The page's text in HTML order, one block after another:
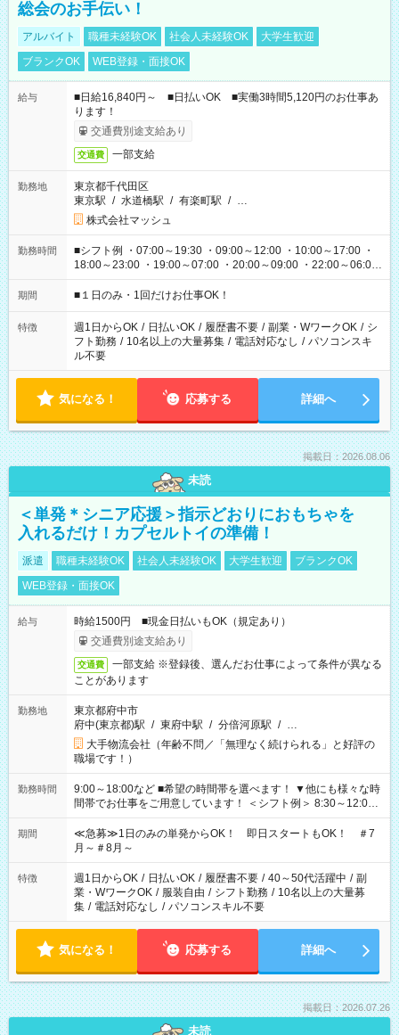
総会のお手伝い！
アルバイト 職種未経験OK 社会人未経験OK
大学生歓迎
ブランクOK
WEB登録・面接OK
給与
■日給16,840円～ ■日払いOK ■実働3時間5,120円のお仕事あ
ります！
交通費別途支給あり
交通費 一部支給
勤務地
東京都千代田区
東京駅 / 水道橋駅 / 有楽町駅 / …
株式会社マッシュ
勤務時間
■シフト例 ・07:00～19:30 ・09:00～12:00 ・10:00～17:00 ・
18:00～23:00 ・19:00～07:00 ・20:00～09:00 ・22:00～06:00
etc ★最短で3時間で5,120円のお仕事から 15時間で2万円近く稼
げるお仕事も！ ご希望のお時間に合わせてご紹介！ ※シフトは
ください！
期間 ■１日のみ・1回だけお仕事OK！
特徴 週1日からOK / 日払いOK / 履歴書不要 / 副業・WワークOK / シ
フト勤務 / 10名以上の大量募集 / 電話対応なし / パソコンスキ
ル不要
気になる！ 応募する 詳細へ
掲載日：2026.08.06
未読
＜単発＊シニア応援＞指示どおりにおもちゃを
入れるだけ！カプセルトイの準備！
派遣 職種未経験OK 社会人未経験OK 大学生歓迎
ブランクOK
WEB登録・面接OK
給与
時給1500円 ■現金日払いもOK（規定あり）
交通費別途支給あり
交通費
一部支給 ※登録後、選んだお仕事によって条件が異なる
ことがあります
勤務地
東京都府中市
府中(東京都)駅 / 東府中駅 / 分倍河原駅 / …
大手物流会社（年齢不問／「無理なく続けられる」と好評の
職場です！）
勤務時間
9:00～18:00など ■希望の時間帯を選べます！ ▼他にも様々な時
間帯でお仕事をご用意しています！ ＜シフト例＞ 8:30～12:00
17:00～22:00 13:00～22:00 22:00～翌6:00 など
期間
≪急募≫1日のみの単発からOK！ 即日スタートもOK！ ＃7
月～＃8月～
特徴 週1日からOK / 日払いOK / 履歴書不要 / 40～50代活躍中 / 副
業・WワークOK / 服装自由 / シフト勤務 / 10名以上の大量募
集 / 電話対応なし / パソコンスキル不要
気になる！ 応募する 詳細へ
掲載日：2026.07.26
未読